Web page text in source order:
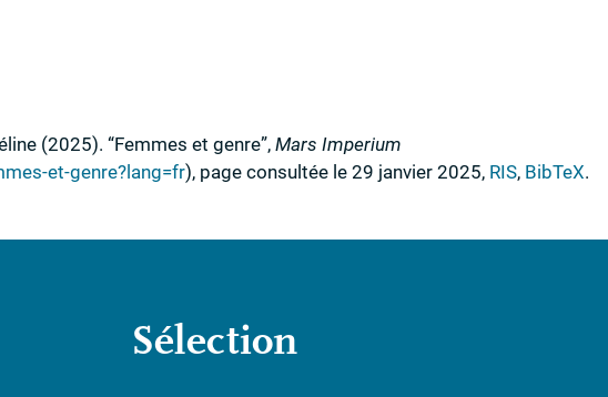
(2025).“Femmes et genre”,Mars Imperium
et-genre?lang=fr), page consultée le 29 janvier 2025, RIS, BibTeX.
Sélection